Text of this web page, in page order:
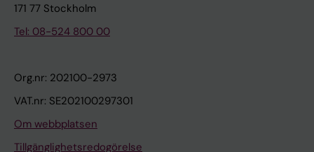
171 77 Stockholm
Tel: 08-524 800 00
Org.nr: 202100-2973
VAT.nr: SE202100297301
Om webbplatsen
Tillgänglighetsredogörelse